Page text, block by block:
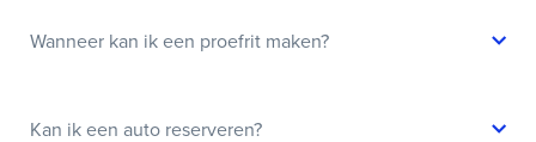
Wanneer kan ik een proefrit maken?
Kan ik een auto reserveren?